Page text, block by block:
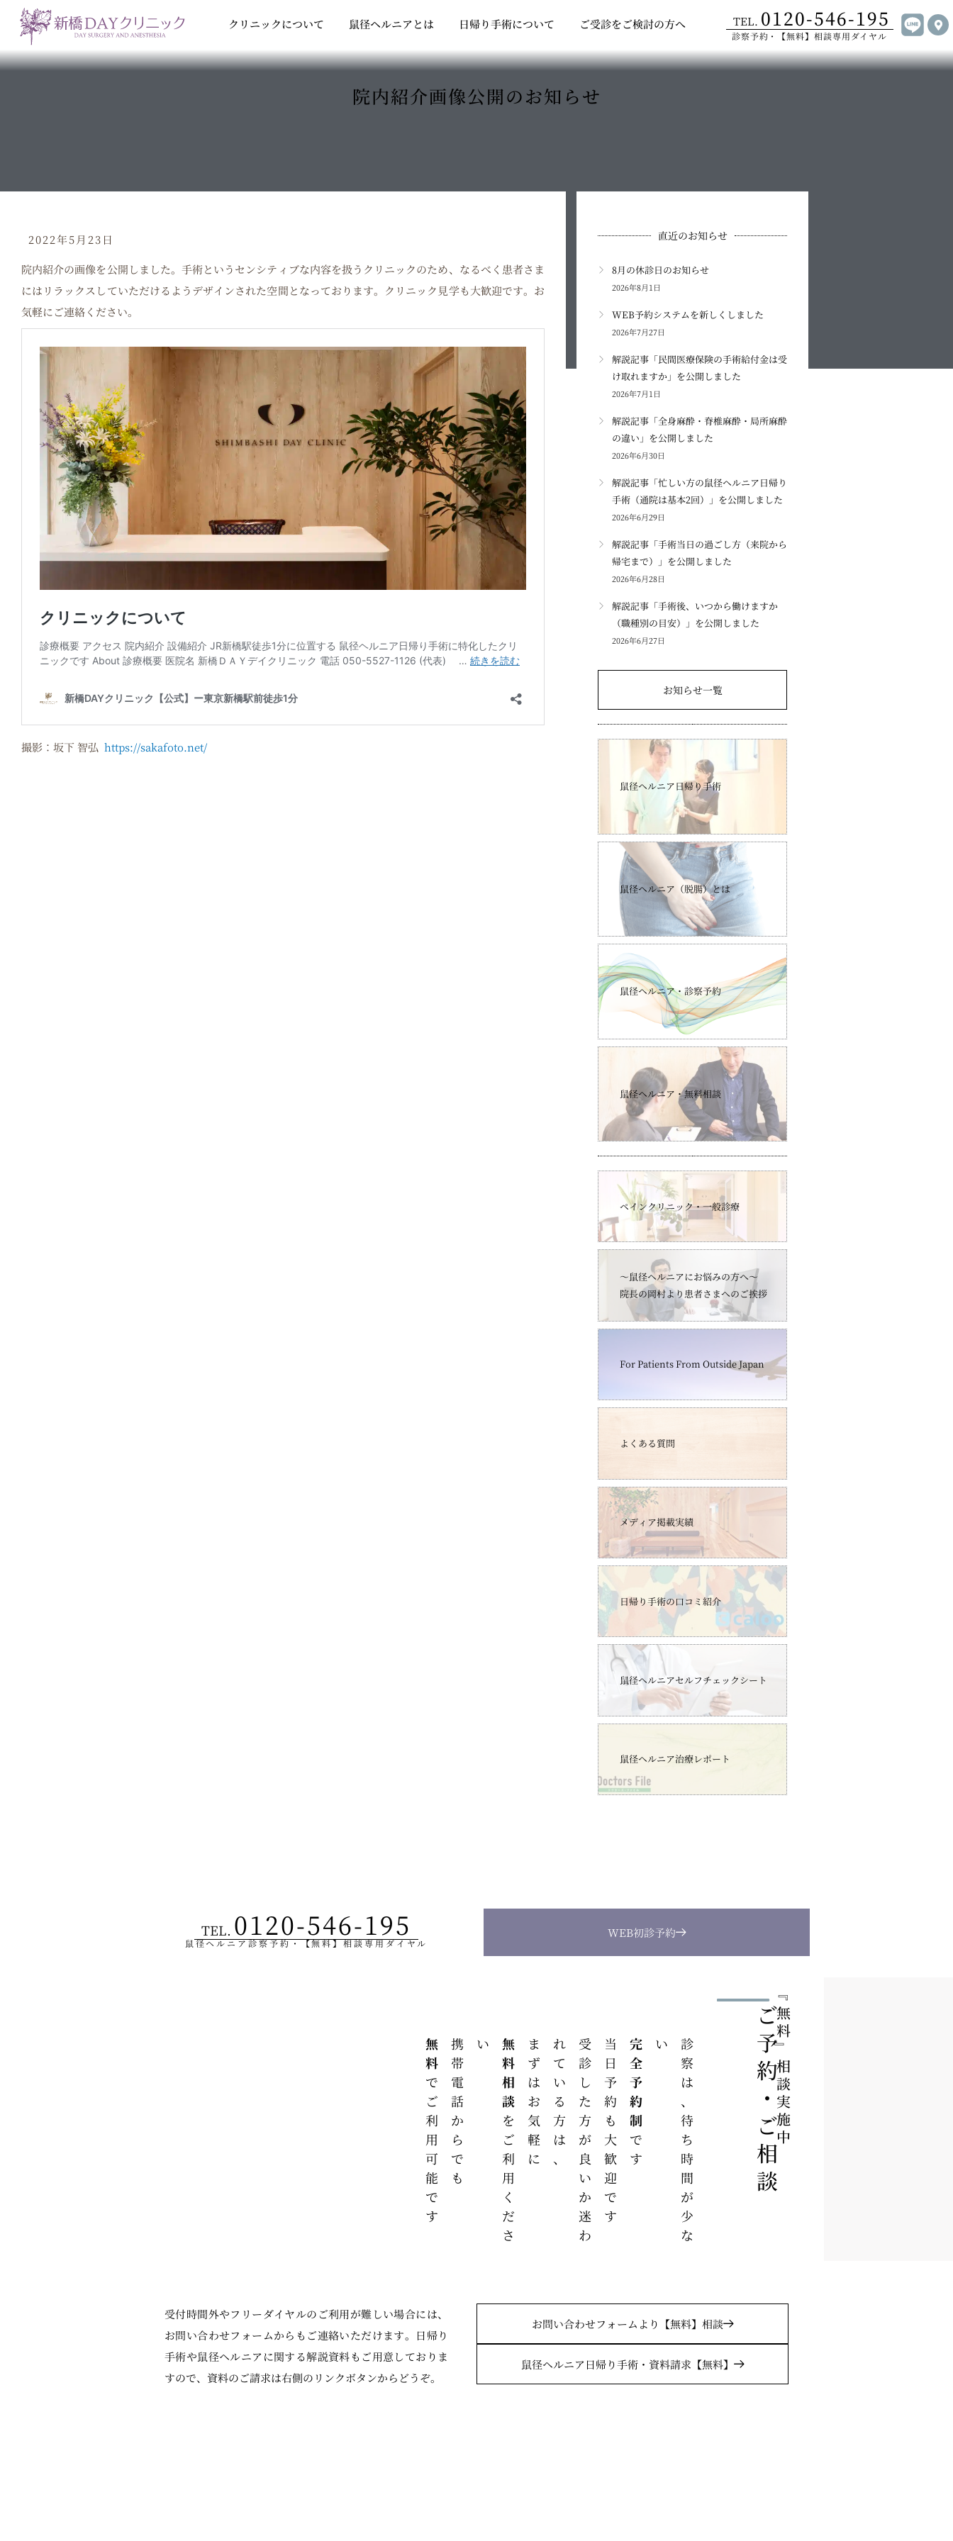
ス
クリニックについて Open クリニックについて
鼠径ヘルニアとは Open 鼠径ヘルニアとは
日帰り手術について Open 日帰り手術について
ご受診をご検討の方へ Open ご受診をご検討の方へ
TEL. 0120-546-195
診察予約・【無料】相談専用ダイヤル
院内紹介画像公開のお知らせ
2022年5月23日
院内紹介の画像を公開しました。手術というセンシティブな内容を扱うクリニックのため、なるべく患者さま
にはリラックスしていただけるようデザインされた空間となっております。クリニック見学も大歓迎です。お
気軽にご連絡ください。
撮影：坂下 智弘 https://sakafoto.net/
直近のお知らせ
8月の休診日のお知らせ
2026年8月1日
WEB予約システムを新しくしました
2026年7月27日
解説記事「民間医療保険の手術給付金は受
け取れますか」を公開しました
2026年7月1日
解説記事「全身麻酔・脊椎麻酔・局所麻酔
の違い」を公開しました
2026年6月30日
解説記事「忙しい方の鼠径ヘルニア日帰り
手術（通院は基本2回）」を公開しました
2026年6月29日
解説記事「手術当日の過ごし方（来院から
帰宅まで）」を公開しました
2026年6月28日
解説記事「手術後、いつから働けますか
（職種別の目安）」を公開しました
2026年6月27日
お知らせ一覧
鼠径ヘルニア日帰り手術
鼠径ヘルニア（脱腸）とは
鼠径ヘルニア・診察予約
鼠径ヘルニア・無料相談
ペインクリニック・一般診療
～鼠径ヘルニアにお悩みの方へ～
院長の岡村より患者さまへのご挨拶
For Patients From Outside Japan
よくある質問
メディア掲載実績
日帰り手術の口コミ紹介
鼠径ヘルニアセルフチェックシート
鼠径ヘルニア治療レポート
TEL. 0120-546-195
鼠径ヘルニア診察予約・【無料】相談専用ダイヤル
WEB初診予約
診
察
は
、
待
ち
時
間
が
少
な
い
完全予約制
です
当日予約も大歓迎です
受
診
し
た
方
が
良
い
か
迷
わ
れ
て
い
る
方
は
、
まずはお気軽に
無料相談
を
ご
利
用
く
だ
さ
い
携帯電話からでも
無料
でご利用可能です ご予約・ご相談
『
無料
』
相談実施中
受付時間外やフリーダイヤルのご利用が難しい場合には、
お問い合わせフォームからもご連絡いただけます。日帰り
手術や鼠径ヘルニアに関する解説資料もご用意しておりま
すので、資料のご請求は右側のリンクボタンからどうぞ。
お問い合わせフォームより 【無料】相談
鼠径ヘルニア 日帰り手術・ 資料請求 【無料】